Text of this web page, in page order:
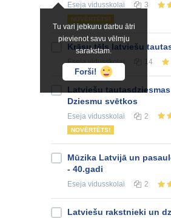
Tu vari jebkuru darbu ātri
pievienot savu vēlmju
sarakstam.
Forši!
Eseja vidusskolai 3
NOVĒRTĒTS!
Krāsu tēls latviešu
Esejavidusskolai 14
Latviešu
Dziesmu svētkos
Eseja vidusskolai 2
NOVĒRTĒTS!
Mūzika Latvijā un
- 40.gadi
Eseja vidusskolai 2
Latviešu rakstnieki un